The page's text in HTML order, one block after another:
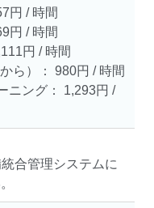
円 / 時間
円 / 時間
円 / 時間
ら）： 980円 / 時間
ニング： 1,293円 /
合管理システムに